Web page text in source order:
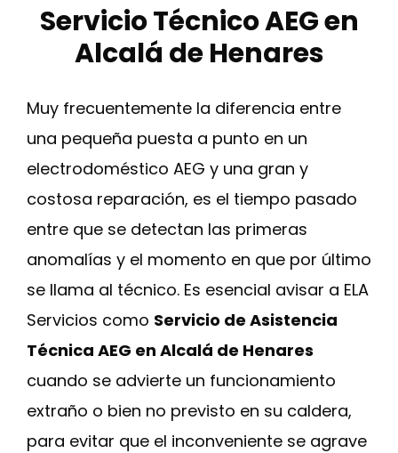
Servicio Técnico AEG en
Alcalá de Henares
Muy frecuentemente la diferencia entre
una pequeña puesta a punto en un
electrodoméstico AEG y una gran y
costosa reparación, es el tiempo pasado
entre que se detectan las primeras
anomalías y el momento en que por último
se llama al técnico. Es esencial avisar a ELA
Servicios como Servicio de Asistencia
Técnica AEG en Alcalá de Henares
cuando se advierte un funcionamiento
extraño o bien no previsto en su caldera,
para evitar que el inconveniente se agrave